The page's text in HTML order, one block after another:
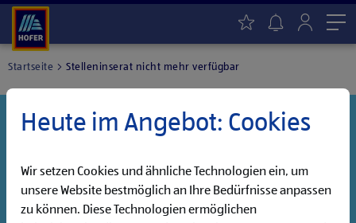
Startseite Stelleninserat nicht mehr verfügbar
haben noch weitere Jobs, die auf dich warten!
Danke für dein Interesse!
Entdecke unsere offenen Jobs oder abonniere deinen
persönlichen Jobalarm:
Heute im Angebot: Cookies
Wir setzen Cookies und ähnliche Technologien ein, um
unsere Website bestmöglich an Ihre Bedürfnisse anpassen
zu können. Diese Technologien ermöglichen